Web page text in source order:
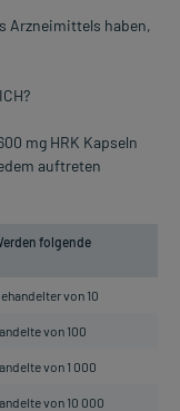
Arzneimittels haben,
mg HRK Kapseln
auftreten
folgende
von 10
von 100
von 1 000
von 10 000